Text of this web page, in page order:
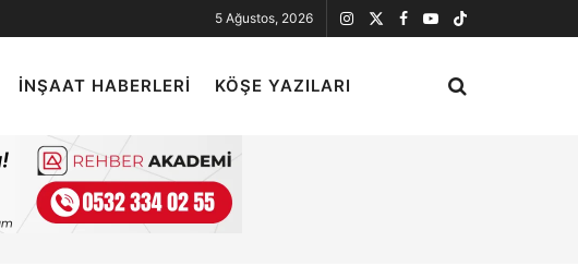
5 Ağustos, 2026
İNŞAAT HABERLERI KÖŞE YAZILARI